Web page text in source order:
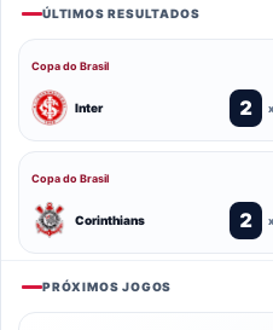
ÚLTIMOS RESULTADOS
Copa do Brasil
Inter 2 x
Copa do Brasil
Corinthians 2 x
PRÓXIMOS JOGOS